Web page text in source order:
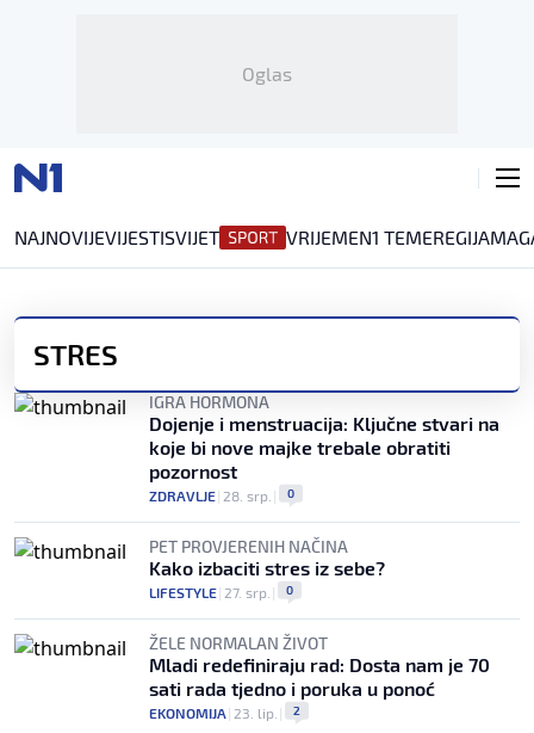
Oglas
NAJNOVIJEVIJESTISVIJET VRIJEMEN1 TEMEREGIJA
STRES
IGRA HORMONA
Dojenje i menstruacija: Ključne stvari na
koje bi nove majke trebale obratiti
pozornost
ZDRAVLJE| 28. srp. | 0
PET PROVJERENIH NAČINA
Kako izbaciti stres iz sebe?
LIFESTYLE| 27. srp. | 0
ŽELE NORMALAN ŽIVOT
Mladi redefiniraju rad: Dosta nam je 70
sati rada tjedno i poruka u ponoć
EKONOMIJA| 23. lip. | 2